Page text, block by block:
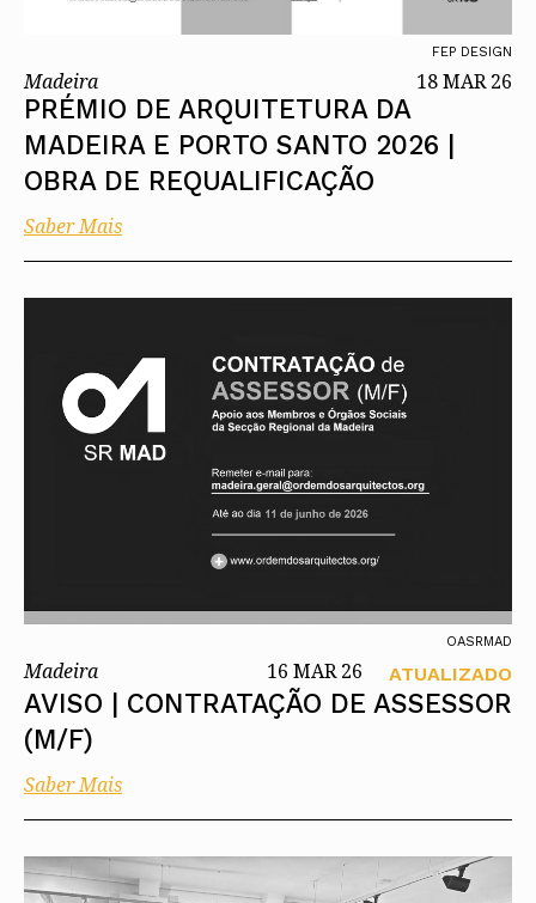
FEP DESIGN
Madeira 18 MAR 26
PRÉMIO DE ARQUITETURA DA
MADEIRA E PORTO SANTO 2026 |
OBRA DE REQUALIFICAÇÃO
Saber Mais
OASRMAD
Madeira 16 MAR 26 ATUALIZADO
AVISO | CONTRATAÇÃO DE ASSESSOR
(M/F)
Saber Mais